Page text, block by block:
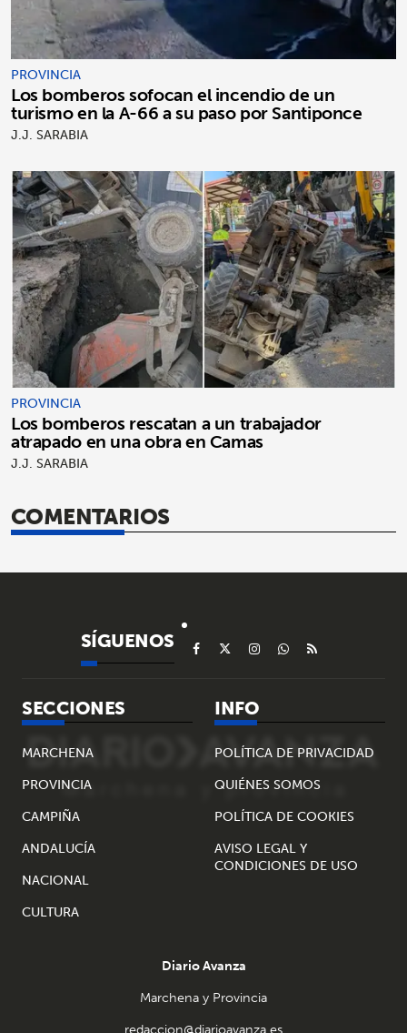
PROVINCIA
Los bomberos sofocan el incendio de un
turismo en la A-66 a su paso por Santiponce
J.J. SARABIA
PROVINCIA
Los bomberos rescatan a un trabajador
atrapado en una obra en Camas
J.J. SARABIA
COMENTARIOS
SÍGUENOS
SECCIONES
MARCHENA
PROVINCIA
CAMPIÑA
ANDALUCÍA
NACIONAL
CULTURA
INFO
POLÍTICA DE PRIVACIDAD
QUIÉNES SOMOS
POLÍTICA DE COOKIES
AVISO LEGAL Y
CONDICIONES DE USO
Diario Avanza
Marchena y Provincia